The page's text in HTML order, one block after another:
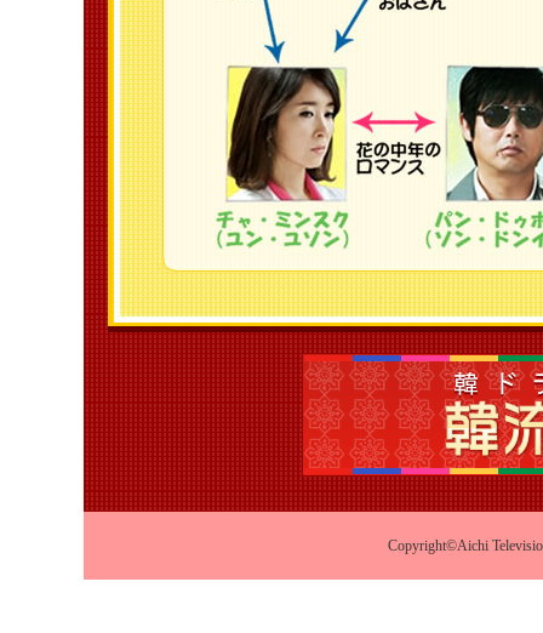
Copyright©Aichi